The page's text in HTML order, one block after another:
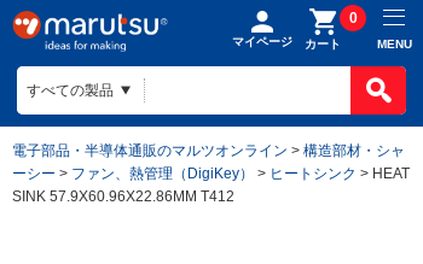
マイページ カート
0
MENU
電子部品・半導体通販のマルツオンライン > 構造部材・シャ
ーシー > ファン、熱管理（DigiKey） > ヒートシンク > HEAT
SINK 57.9X60.96X22.86MM T412